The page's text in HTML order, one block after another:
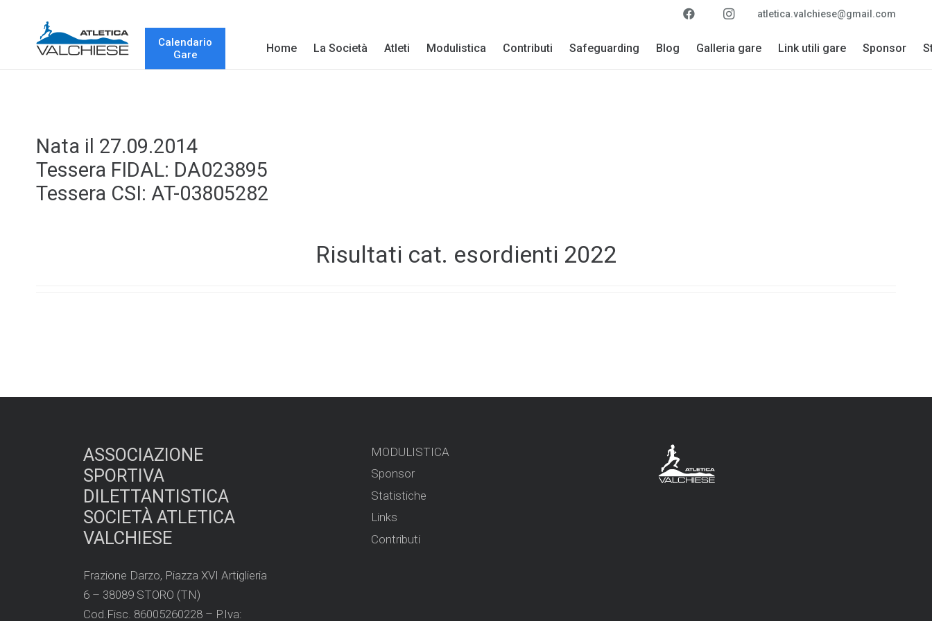
atletica.valchiese@gmail.com
Calendario
Gare
Home La Società Atleti Modulistica Contributi Safeguarding Blog Galleria gare Link utili gare Sponsor
Nata il 27.09.2014
Tessera FIDAL: DA023895
Tessera CSI: AT-03805282
Risultati cat. esordienti 2022
ASSOCIAZIONE
SPORTIVA
DILETTANTISTICA
SOCIETÀ ATLETICA
VALCHIESE
Frazione Darzo, Piazza XVI Artiglieria
6 – 38089 STORO (TN)
Cod.Fisc. 86005260228 – P.Iva:
MODULISTICA
Sponsor
Statistiche
Links
Contributi